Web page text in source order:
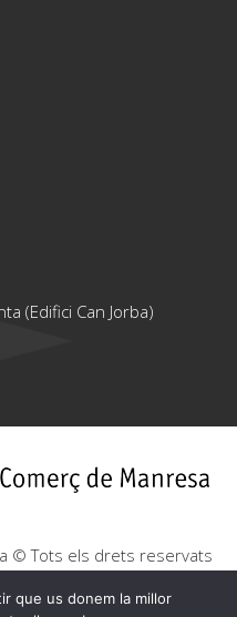
(Edifici Can Jorba)
© Tots els drets reservats
Política de cookies
que us donem la millor